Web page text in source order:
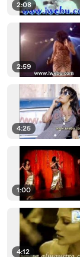
2:08
2:59
4:25
1:00
4:12